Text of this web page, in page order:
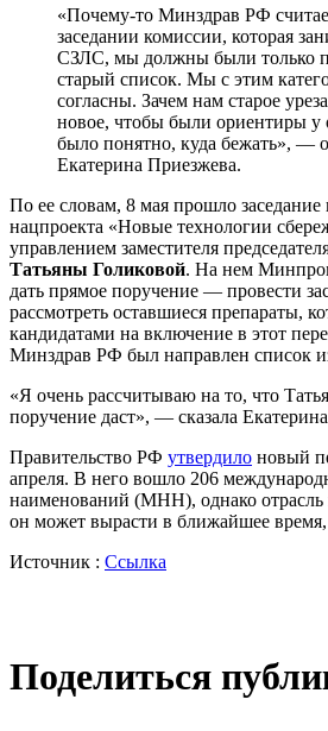
«Почему-то Минздрав РФ
заседании комиссии, которая
СЗЛС, мы должны были только
старый список. Мы с этим
согласны. Зачем нам старое
новое, чтобы были ориентиры у
было понятно, куда бежать», —
Екатерина Приезжева.
По ее словам, 8 мая прошло заседание
нацпроекта «Новые технологии
управлением заместителя
Татьяны Голиковой. На нем
дать прямое поручение — провести
рассмотреть оставшиеся препараты,
кандидатами на включение в этот
Минздрав РФ был направлен список
«Я очень рассчитываю на то, что
поручение даст», — сказала
Правительство РФ утвердило новый
апреля. В него вошло 206
наименований (МНН), однако отрасль
он может вырасти в ближайшее время,
Источник : Ссылка
Поделиться